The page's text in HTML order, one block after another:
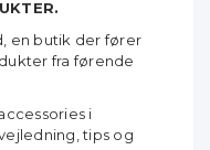
en butik der fører
fra førende
i
tips og